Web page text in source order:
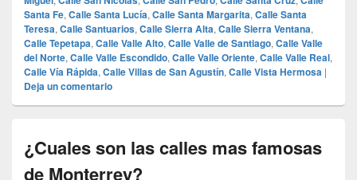
Santa Fe, Calle Santa Lucía, Calle Santa Margarita, Calle Santa
Teresa, Calle Santuarios, Calle Sierra Alta, Calle Sierra Ventana,
Calle Tepetapa, Calle Valle Alto, Calle Valle de Santiago, Calle Valle
del Norte, Calle Valle Escondido, Calle Valle Oriente, Calle Valle Real,
Calle Vía Rápida, Calle Villas de San Agustín, Calle Vista Hermosa |
Deja un comentario
¿Cuales son las calles mas famosas
de Monterrey?